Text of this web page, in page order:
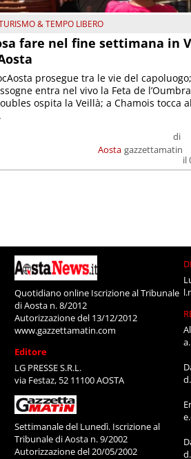
& TEMPO LIBERO
fare nel fine settimana in
Aosta
di
gazzettamatin
il
prosegue tra le vie del
entra nel vivo la Feta de
ospita la Veillà; a Chamois tocca
Quotidiano online Iscrizione al Tribunale
di Aosta n. 8/2012
Autorizzazione del 13/12/2012
www.gazzettamatin.com
Editore
LG PRESSE S.R.L.
via Festaz, 52 11100 AOSTA
Settimanale del Lunedì. Iscrizione al
Tribunale di Aosta n. 9/2002
Autorizzazione del 20/05/2002